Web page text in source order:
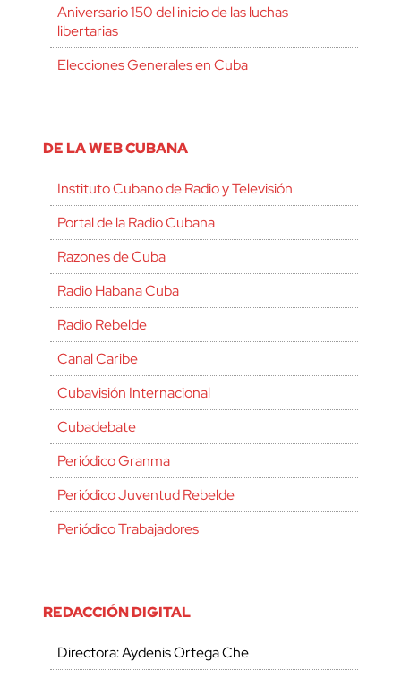
Aniversario 150 del inicio de las luchas
libertarias
Elecciones Generales en Cuba
DE LA WEB CUBANA
Instituto Cubano de Radio y Televisión
Portal de la Radio Cubana
Razones de Cuba
Radio Habana Cuba
Radio Rebelde
Canal Caribe
Cubavisión Internacional
Cubadebate
Periódico Granma
Periódico Juventud Rebelde
Periódico Trabajadores
REDACCIÓN DIGITAL
Directora: Aydenis Ortega Che